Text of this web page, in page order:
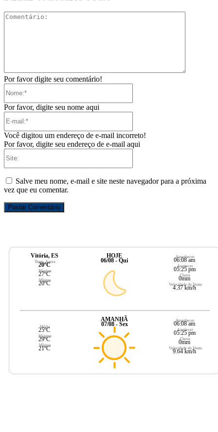
Por favor digite seu comentário!
Por favor, digite seu nome aqui
Você digitou um endereço de e-mail incorreto!
Por favor, digite seu endereço de e-mail aqui
Salve meu nome, e-mail e site neste navegador para a próxima
vez que eu comentar.
Vitória, ES
Temp. Agora
20ºC
Máxima
27ºC
Mínima
20ºC
HOJE
06/08 - Qui
Amanhecer
06:08 am
Anoitecer
05:25 pm
Chuva
0mm
Velocidade do Vento
4.37 km/h
Média
25ºC
Máxima
29ºC
Mínima
21ºC
AMANHÃ
07/08 - Sex
Amanhecer
06:08 am
Anoitecer
05:25 pm
Chuva
0mm
Velocidade do Vento
9.64 km/h